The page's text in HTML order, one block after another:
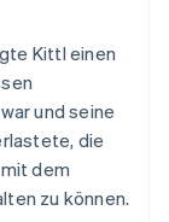
Kittl einen
und seine
die
dem
zu können.